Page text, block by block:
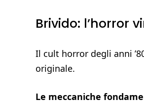
Brivido: l’horror
Il cult horror degli anni
originale.
Le meccaniche